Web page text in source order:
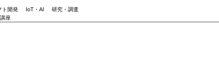
ト開発 IoT・AI
研究・調査
座